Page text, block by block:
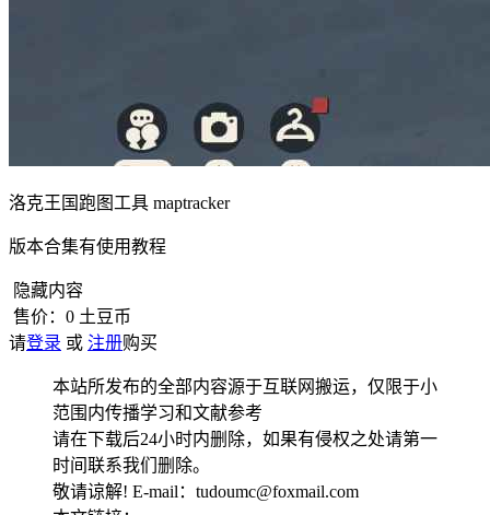
洛克王国跑图工具 maptracker
版本合集有使用教程
隐藏内容
售价： 0 土豆币
请登录 或 注册购买
本站所发布的全部内容源于互联网搬运，仅限于小
范围内传播学习和文献参考
请在下载后24小时内删除，如果有侵权之处请第一
时间联系我们删除。
敬请谅解! E-mail：tudoumc@foxmail.com